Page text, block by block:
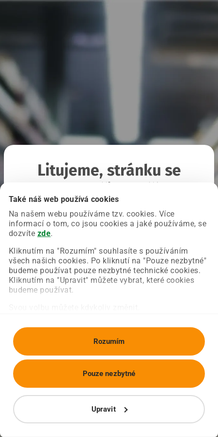
Také náš web používá cookies
Na našem webu používáme tzv. cookies. Více
informací o tom, co jsou cookies a jaké používáme, se
dozvíte zde.
Kliknutím na "Rozumím" souhlasíte s používáním
všech našich cookies. Po kliknutí na "Pouze nezbytné"
budeme používat pouze nezbytné technické cookies.
Kliknutím na "Upravit" můžete vybrat, které cookies
budeme používat.
Rozumím
Upravit
Pouze nezbytné
Litujeme, stránku se
Chyba nastala na naší straně a už ji opravujeme.
Zkuste prosím znovu načíst požadovanou stránku.
Obnovit stránku Úvodní strana